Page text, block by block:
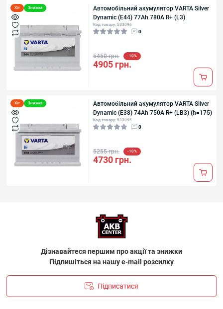
Хіт Знижка
Автомобільний акумулятор VARTA Silver
Dynamic (E44) 77Ah 780A R+ (L3)
Код товару: 533096
0
5450 грн. -10%
4905 грн.
Хіт Знижка
Автомобільний акумулятор VARTA Silver
Dynamic (E38) 74Ah 750А R+ (LB3) (h=175)
Код товару: 533095
0
5255 грн. -10%
4730 грн.
Дізнавайтеся першим про акції та знижки
Підпишіться на нашу e-mail розсилку
Підписатися